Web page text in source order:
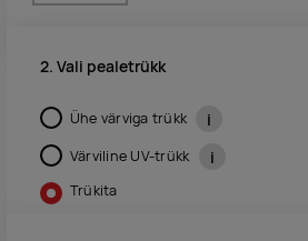
2. Vali pealetrükk
Ühe värviga trükk i
Värviline UV-trükk i
Trükita